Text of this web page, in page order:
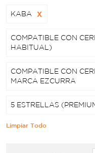
KABA X
COMPATIBLE CON
HABITUAL)
COMPATIBLE CON
MARCA EZCURRA
5 ESTRELLAS
Limpiar Todo